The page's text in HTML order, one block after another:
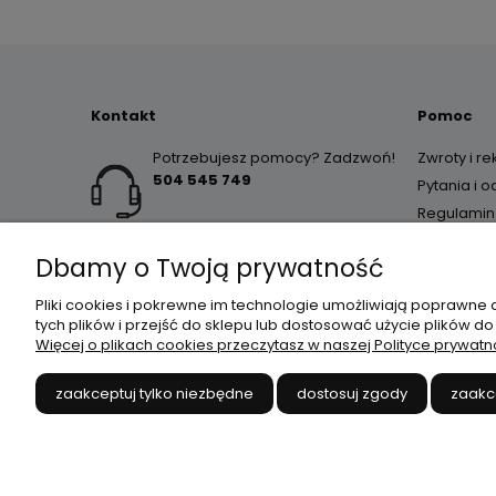
Kontakt
Potrzebujesz pomocy? Zadzwoń!
504 545 749
Pomoc
Zwroty i
Pytania i
Regulamin
Dbamy o Twoją prywatność
Pliki cookies i pokrewne im technologie umożliwiają
tych plików i przejść do sklepu lub dostosować użycie plików
Więcej o plikach cookies przeczytasz w naszej Polityce
zaakceptuj tylko niezbędne dostosuj zgody